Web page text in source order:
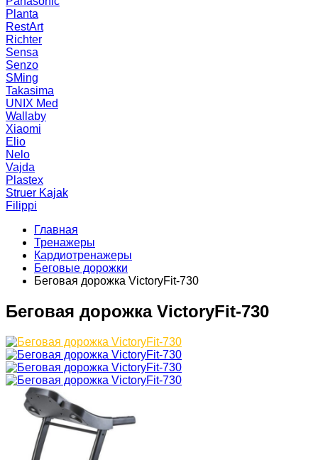
Planta
RestArt
Richter
Sensa
Senzo
SMing
Takasima
UNIX Med
Wallaby
Xiaomi
Elio
Nelo
Vajda
Plastex
Struer Kajak
Filippi
Главная
Тренажеры
Кардиотренажеры
Беговые дорожки
Беговая дорожка VictoryFit-730
Беговая дорожка VictoryFit-730